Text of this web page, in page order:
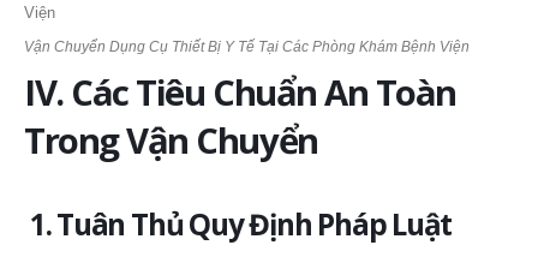
Vận Chuyển Dụng Cụ Thiết Bị Y Tế Tại Các Phòng Khám Bệnh Viện
IV. Các Tiêu Chuẩn An Toàn
Trong Vận Chuyển
1. Tuân Thủ Quy Định Pháp Luật